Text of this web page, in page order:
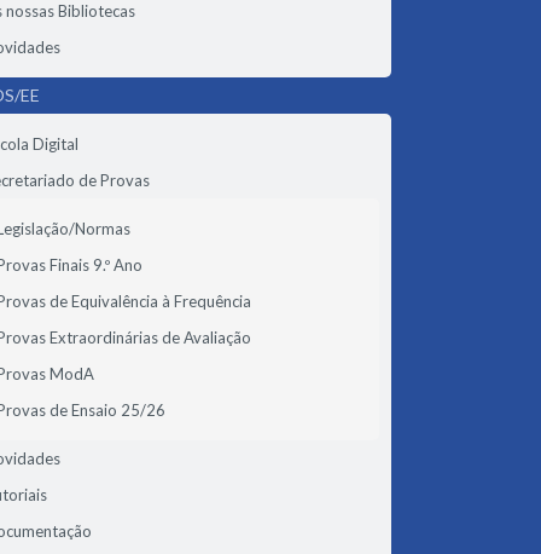
nossas Bibliotecas
EE
Digital
de Provas
Normas
Finais 9.º Ano
de Equivalência à Frequência
Extraordinárias de Avaliação
ModA
de Ensaio 25/26